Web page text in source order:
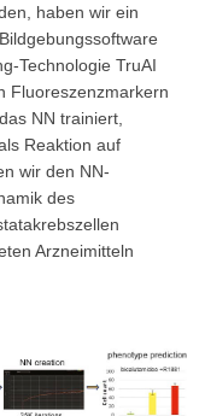
haben wir ein
Technologie TruAI
Fluoreszenzmarkern
NN trainiert,
Reaktion auf
wir den NN-
des
Arzneimitteln